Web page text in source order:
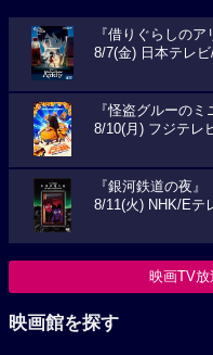
『借りぐらしのア
8/7(金) 日本テレ
『怪盗グルーのミ
8/10(月) フジテレ
『銀河鉄道の夜』
8/11(火) NHK/Eテ
映画TV
映画館を探す